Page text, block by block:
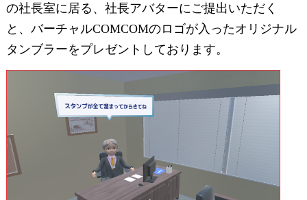
の社長室に居る、社長アバターにご提出いただく
と、バーチャルCOMCOMのロゴが入ったオリジナル
タンブラーをプレゼントしております。